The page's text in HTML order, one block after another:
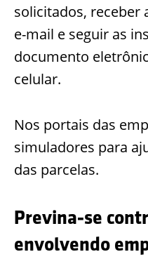
solicitados, receber
e-mail e seguir as
documento
celular.
Nos portais das
simuladores para
das parcelas.
Previna-se
envolvendo